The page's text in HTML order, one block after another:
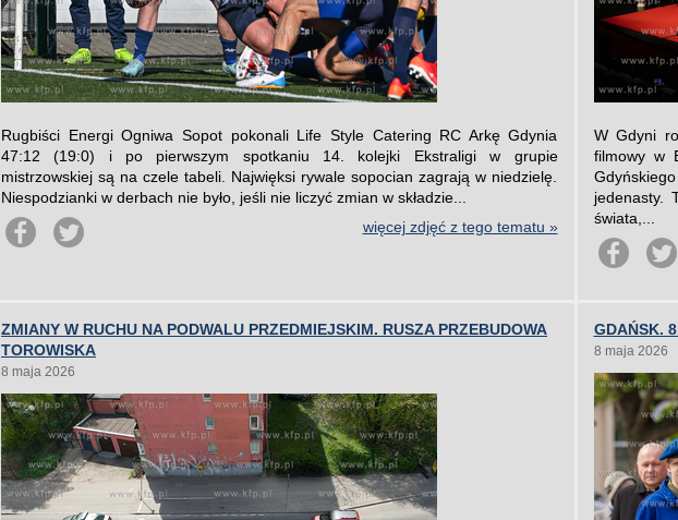
Rugbiści Energi Ogniwa Sopot pokonali Life Style Catering RC Arkę Gdynia
47:12 (19:0) i po pierwszym spotkaniu 14. kolejki Ekstraligi w grupie
mistrzowskiej są na czele tabeli. Najwięksi rywale sopocian zagrają w niedzielę.
Niespodzianki w derbach nie było, jeśli nie liczyć zmian w składzie...
więcej zdjęć z tego tematu »
W Gdyni
filmowy w
jedenasty.
świata,...
ZMIANY W RUCHU NA PODWALU PRZEDMIEJSKIM. RUSZA PRZEBUDOWA
TOROWISKA
8 maja 2026
GDAŃSK.
8 maja 2026